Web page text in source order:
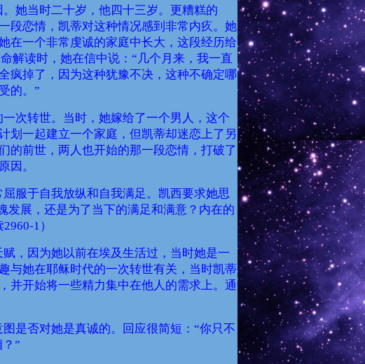
她当时二十岁，他四十三岁。更糟糕的
段恋情，凯蒂对这种情况感到非常内疚。她
在一个非常虔诚的家庭中长大，这段经历给
解读时，她在信中说：“几个月来，我一直
疯掉了，因为这种犹豫不决，这种不确定哪
的。”
次转世。当时，她嫁给了一个男人，这个
划一起建立一个家庭，但凯蒂却迷恋上了另
的前世，两人也开始的那一段恋情，打破了
因。
服于自我放纵和自我满足。凯西要求她思
发展，还是为了当下的满足和满意？内在的
2960-1）
，因为她以前在埃及生活过，当时她是一
与她在耶稣时代的一次转世有关，当时凯蒂
并开始将一些精力集中在他人的需求上。通
是否对她是真诚的。回应很简短：“你只不
”